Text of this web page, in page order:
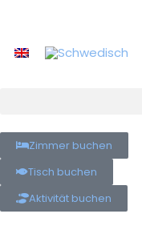
Zimmer buchen
Tisch buchen
Aktivität buchen